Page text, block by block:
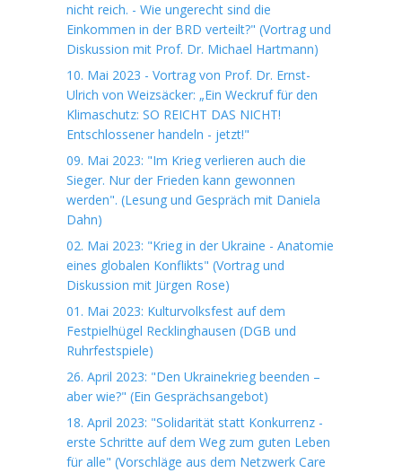
nicht reich. - Wie ungerecht sind die
Einkommen in der BRD verteilt?" (Vortrag und
Diskussion mit Prof. Dr. Michael Hartmann)
10. Mai 2023 - Vortrag von Prof. Dr. Ernst-
Ulrich von Weizsäcker: „Ein Weckruf für den
Klimaschutz: SO REICHT DAS NICHT!
Entschlossener handeln - jetzt!"
09. Mai 2023: "Im Krieg verlieren auch die
Sieger. Nur der Frieden kann gewonnen
werden". (Lesung und Gespräch mit Daniela
Dahn)
02. Mai 2023: "Krieg in der Ukraine - Anatomie
eines globalen Konflikts" (Vortrag und
Diskussion mit Jürgen Rose)
01. Mai 2023: Kulturvolksfest auf dem
Festpielhügel Recklinghausen (DGB und
Ruhrfestspiele)
26. April 2023: "Den Ukrainekrieg beenden –
aber wie?" (Ein Gesprächsangebot)
18. April 2023: "Solidarität statt Konkurrenz -
erste Schritte auf dem Weg zum guten Leben
für alle" (Vorschläge aus dem Netzwerk Care